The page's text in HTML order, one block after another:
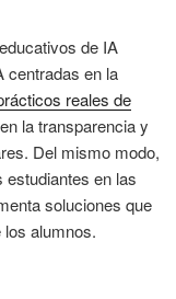
de IA
centradas en la
reales de
la transparencia y
Del mismo modo,
estudiantes en las
soluciones que
alumnos.